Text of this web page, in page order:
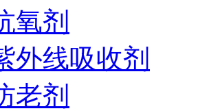
氧剂
外线吸收剂
老剂